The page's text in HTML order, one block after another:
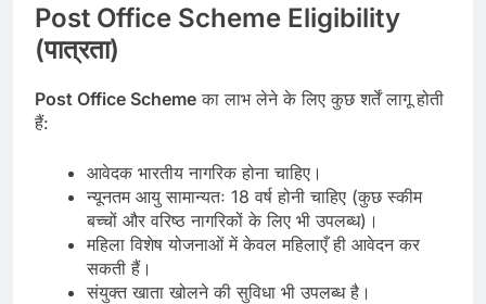
Post Office Scheme Eligibility
(पात्रता)
Post Office Scheme का लाभ लेने के लिए कुछ शर्तें लागू होती
हैं:
आवेदक भारतीय नागरिक होना चाहिए।
न्यूनतम आयु सामान्यतः 18 वर्ष होनी चाहिए (कुछ स्कीम
बच्चों और वरिष्ठ नागरिकों के लिए भी उपलब्ध)।
महिला विशेष योजनाओं में केवल महिलाएँ ही आवेदन कर
सकती हैं।
संयुक्त खाता खोलने की सुविधा भी उपलब्ध है।